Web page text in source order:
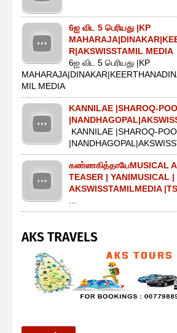
6ஐ விட 5 பெரியது |KP
R|AKSWISSTAMIL MEDIA
6ஐ விட 5 பெரியது |KP
MIL MEDIA
KANNILAE |SHAROQ-
KANNILAE |SHAROQ-
கண்ணகித்தாயேMUSICAL
TEASER | YANIMUSICAL |
AKSWISSTAMILMEDIA
...
AKS TRAVELS